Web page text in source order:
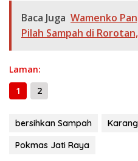
o
o
a
m
A
p
n
g
ar
e
Baca Juga Wamenko
Pilah Sampah di
Laman:
1
2
bersihkan Sampah
Pokmas Jati Raya